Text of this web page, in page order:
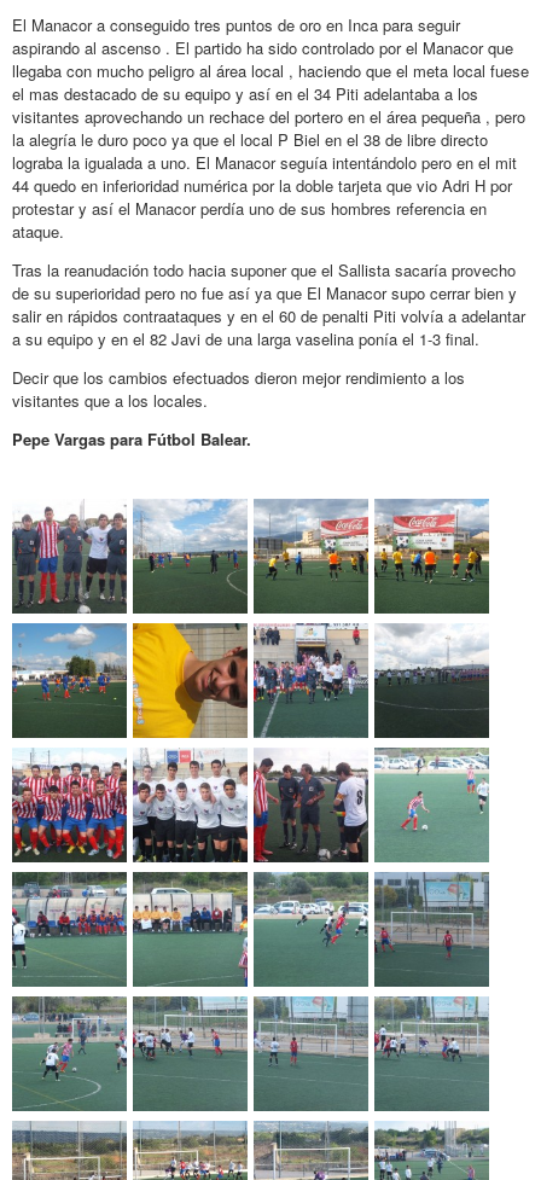
El Manacor a conseguido tres puntos de oro en Inca para seguir
aspirando al ascenso . El partido ha sido controlado por el Manacor que
llegaba con mucho peligro al área local , haciendo que el meta local fuese
el mas destacado de su equipo y así en el 34 Piti adelantaba a los
visitantes aprovechando un rechace del portero en el área pequeña , pero
la alegría le duro poco ya que el local P Biel en el 38 de libre directo
lograba la igualada a uno. El Manacor seguía intentándolo pero en el mit
44 quedo en inferioridad numérica por la doble tarjeta que vio Adri H por
protestar y así el Manacor perdía uno de sus hombres referencia en
ataque.
Tras la reanudación todo hacia suponer que el Sallista sacaría provecho
de su superioridad pero no fue así ya que El Manacor supo cerrar bien y
salir en rápidos contraataques y en el 60 de penalti Piti volvía a adelantar
a su equipo y en el 82 Javi de una larga vaselina ponía el 1-3 final.
Decir que los cambios efectuados dieron mejor rendimiento a los
visitantes que a los locales.
Pepe Vargas para Fútbol Balear.